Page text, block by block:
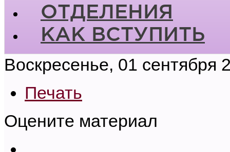
ОТДЕЛЕНИЯ
КАК ВСТУПИТЬ
Воскресенье, 01 сентября
Печать
Оцените материал